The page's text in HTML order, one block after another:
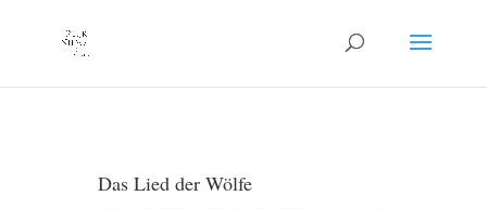
Das Lied der Wölfe